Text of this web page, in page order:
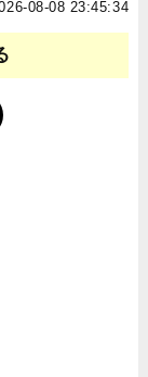
08-08 23:45:34